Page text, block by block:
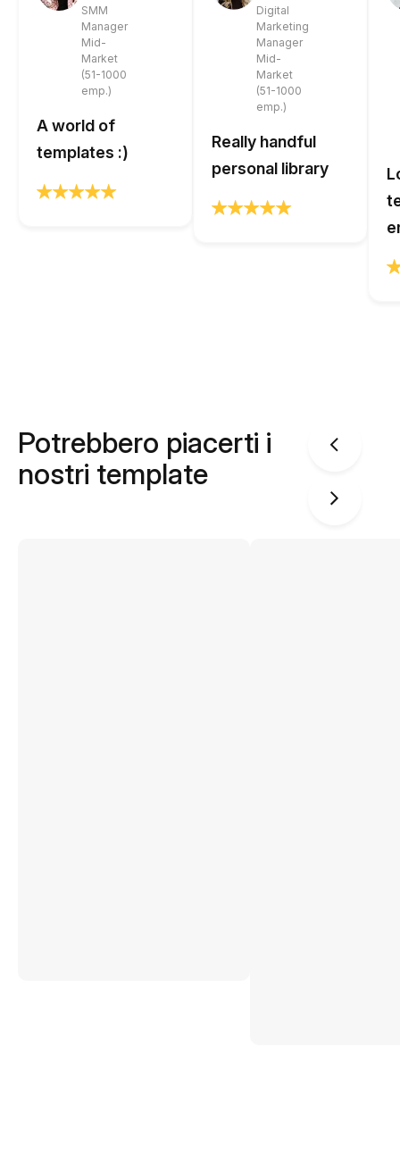
SMM
Manager
Mid-
Market
(51-1000
emp.)
A world of
templates :)
Digital
Marketing
Manager
Mid-
Market
(51-1000
emp.)
Really handful
personal library
Potrebbero piacerti i
nostri template